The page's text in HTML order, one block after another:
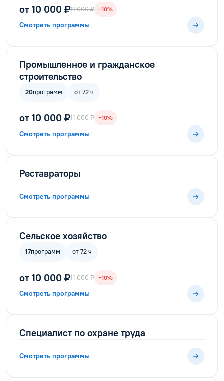
от 10 000 ₽11 000 ₽ −10%
Смотреть программы
Промышленное и гражданское
строительство
20программ от 72 ч
от 10 000 ₽11 000 ₽ −10%
Смотреть программы
Реставраторы
Смотреть программы
Сельское хозяйство
17программ от 72 ч
от 10 000 ₽11 000 ₽ −10%
Смотреть программы
Специалист по охране труда
Смотреть программы